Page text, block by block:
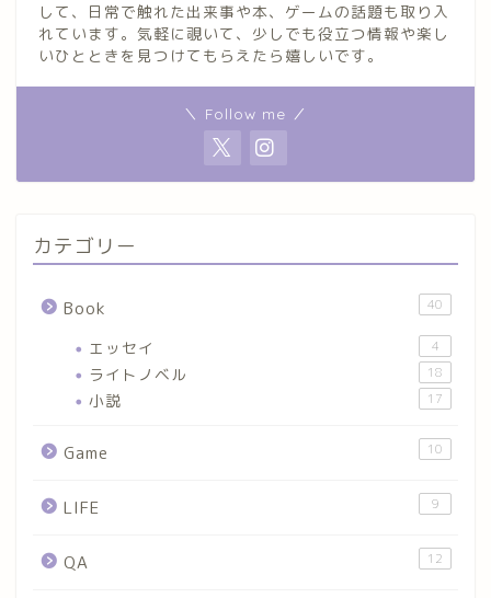
して、日常で触れた出来事や本、ゲームの話題も取り入
れています。気軽に覗いて、少しでも役立つ情報や楽し
いひとときを見つけてもらえたら嬉しいです。
＼ Follow me ／
カテゴリー
Book 40
エッセイ 4
ライトノベル 18
小説 17
Game 10
LIFE 9
QA 12